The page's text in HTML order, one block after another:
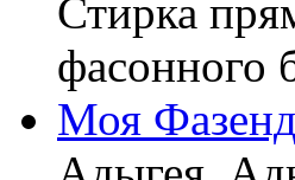
Стирка
фасонного
Моя